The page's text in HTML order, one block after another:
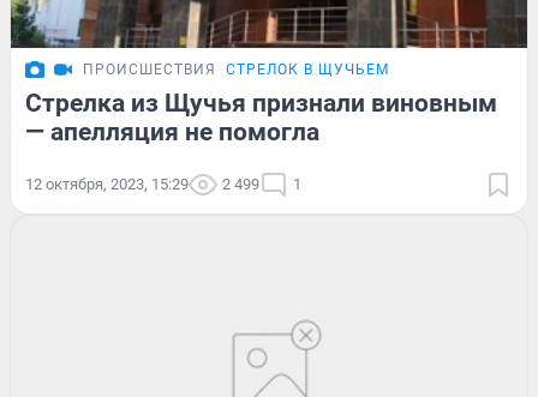
ПРОИСШЕСТВИЯ СТРЕЛОК В ЩУЧЬЕМ
Стрелка из Щучья признали виновным
— апелляция не помогла
12 октября, 2023, 15:29 2 499 1